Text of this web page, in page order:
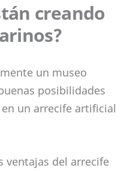
creando
un museo
posibilidades
un arrecife artificial
ventajas del arrecife